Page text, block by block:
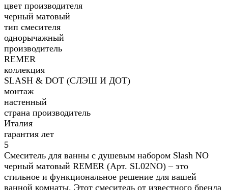
цвет производителя
черный матовый
тип смесителя
однорычажный
производитель
REMER
коллекция
SLASH & DOT (СЛЭШ И ДОТ)
монтаж
настенный
страна производитель
Италия
гарантия лет
5
Смеситель для ванны с душевым набором Slash NO
черный матовый REMER (Арт. SL02NO) – это
стильное и функциональное решение для вашей
ванной комнаты. Этот смеситель от известного бренда